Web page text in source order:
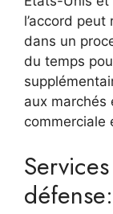
l’accord
dans un
du temps
aux marchés
commerciale